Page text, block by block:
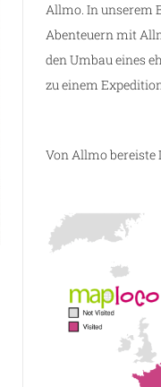
Allmo. In unserem
Abenteuern mit
den Umbau eines
zu einem
Von Allmo bereiste